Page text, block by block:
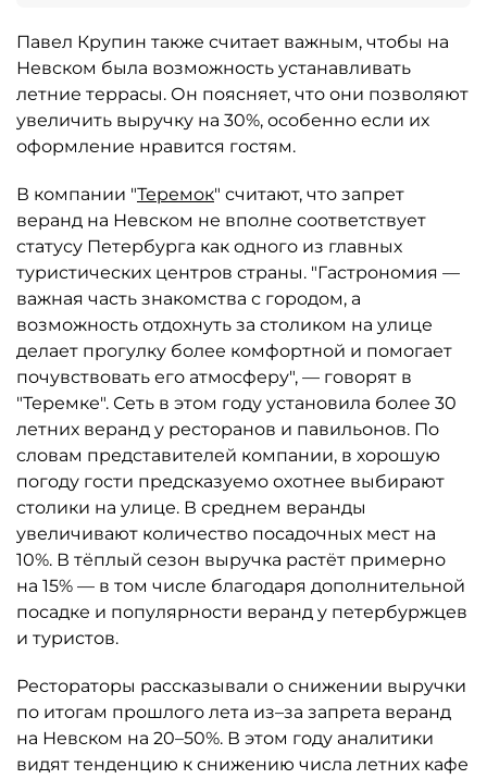
Павел Крупин также считает важным, чтобы на
Невском была возможность устанавливать
летние террасы. Он поясняет, что они позволяют
увеличить выручку на 30%, особенно если их
оформление нравится гостям.
В компании "Теремок" считают, что запрет
веранд на Невском не вполне соответствует
статусу Петербурга как одного из главных
туристических центров страны. "Гастрономия —
важная часть знакомства с городом, а
возможность отдохнуть за столиком на улице
делает прогулку более комфортной и помогает
почувствовать его атмосферу", — говорят в
"Теремке". Сеть в этом году установила более 30
летних веранд у ресторанов и павильонов. По
словам представителей компании, в хорошую
погоду гости предсказуемо охотнее выбирают
столики на улице. В среднем веранды
увеличивают количество посадочных мест на
10%. В тёплый сезон выручка растёт примерно
на 15% — в том числе благодаря дополнительной
посадке и популярности веранд у петербуржцев
и туристов.
Рестораторы рассказывали о снижении выручки
по итогам прошлого лета из–за запрета веранд
на Невском на 20–50%. В этом году аналитики
видят тенденцию к снижению числа летних кафе